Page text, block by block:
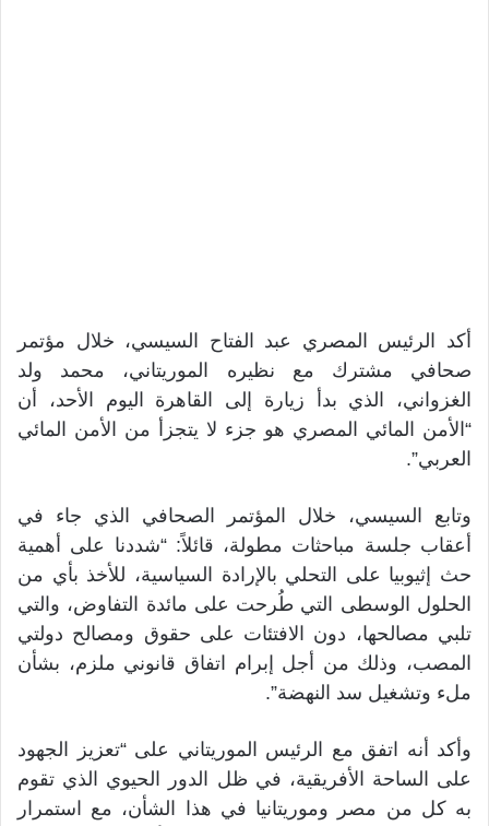
أكد الرئيس المصري عبد الفتاح السيسي، خلال مؤتمر
صحافي مشترك مع نظيره الموريتاني، محمد ولد
الغزواني، الذي بدأ زيارة إلى القاهرة اليوم الأحد، أن
“الأمن المائي المصري هو جزء لا يتجزأ من الأمن المائي
العربي”.
وتابع السيسي، خلال المؤتمر الصحافي الذي جاء في
أعقاب جلسة مباحثات مطولة، قائلاً: “شددنا على أهمية
حث إثيوبيا على التحلي بالإرادة السياسية، للأخذ بأي من
الحلول الوسطى التي طُرحت على مائدة التفاوض، والتي
تلبي مصالحها، دون الافتئات على حقوق ومصالح دولتي
المصب، وذلك من أجل إبرام اتفاق قانوني ملزم، بشأن
ملء وتشغيل سد النهضة”.
وأكد أنه اتفق مع الرئيس الموريتاني على “تعزيز الجهود
على الساحة الأفريقية، في ظل الدور الحيوي الذي تقوم
به كل من مصر وموريتانيا في هذا الشأن، مع استمرار